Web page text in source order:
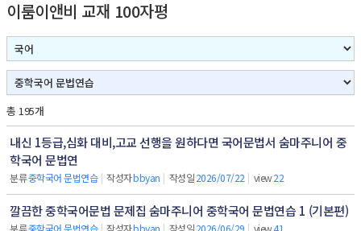
이룸이앤비 교재 100자평
총 195개
내신 1등급,심화 대비,고교 선행을 원하다면 국어문법서 숨마주니어 중
학국어 문법연
분류중학국어 문법연습 | 작성자bbyan | 작성일2026/07/22 | view22
깔끔한 중학국어문법 문제집 숨마주니어 중학국어 문법연습 1 (기본편)
분류중학국어 문법연습 | 작성자bbyan | 작성일2026/06/29 | view41